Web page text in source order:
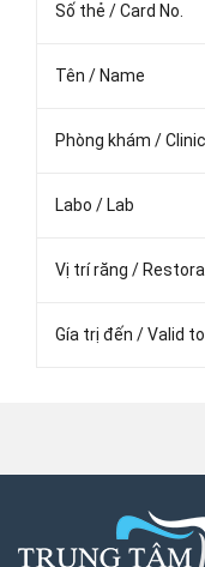
Số thẻ / Card No.
Tên / Name
Phòng khám / Clinic
Labo / Lab
Vị trí răng /
Gía trị đến / Valid to